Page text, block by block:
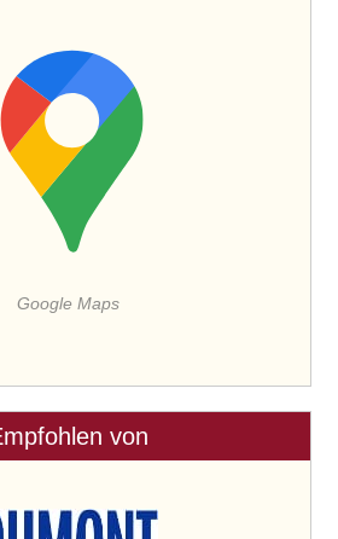
Google Maps
von